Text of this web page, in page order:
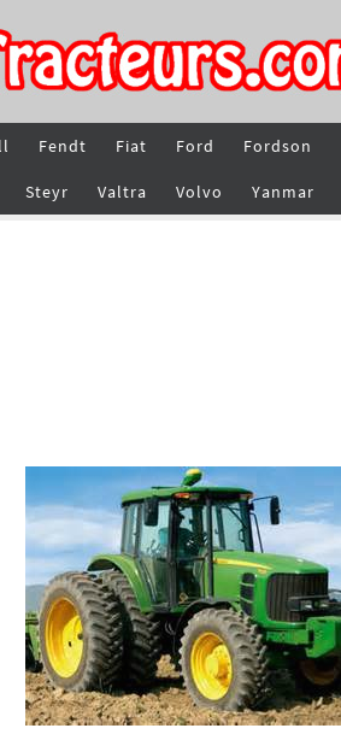
Fendt Fiat Ford Fordson
Steyr Valtra Volvo Yanmar